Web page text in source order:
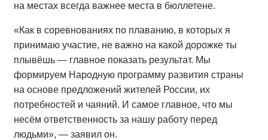
на местах всегда важнее места в бюллетене.
«Как в соревнованиях по плаванию, в которых я
принимаю участие, не важно на какой дорожке ты
плывёшь — главное показать результат. Мы
формируем Народную программу развития страны
на основе предложений жителей России, их
потребностей и чаяний. И самое главное, что мы
несём ответственность за нашу работу перед
людьми», — заявил он.